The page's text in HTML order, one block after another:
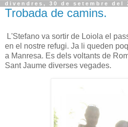
divendres, 30 de setembre del
Trobada de camins.
L'Stefano va sortir de Loiola el
en el nostre refugi. Ja li queden
a Manresa. Es dels voltants de
Sant Jaume diverses vegades.